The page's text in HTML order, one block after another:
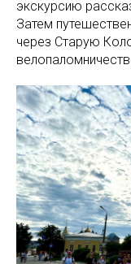
экскурсию
Затем
через Старую